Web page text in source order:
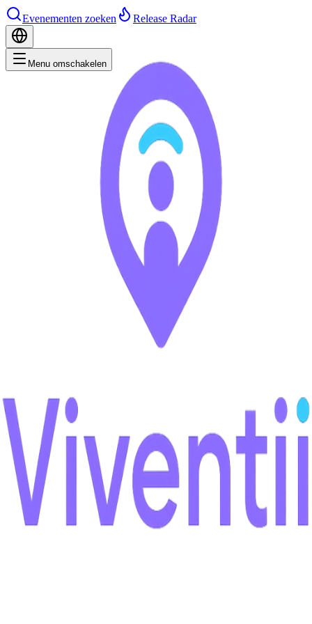
Evenementen zoeken Release Radar
Menu omschakelen